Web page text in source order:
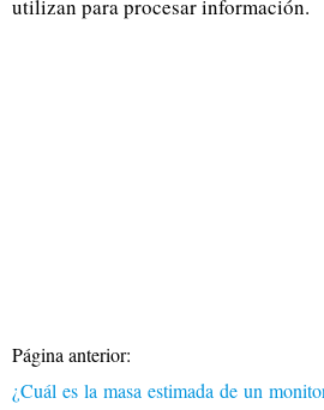
utilizan para procesar información.
Página anterior:
¿Cuál es la masa estimada de un